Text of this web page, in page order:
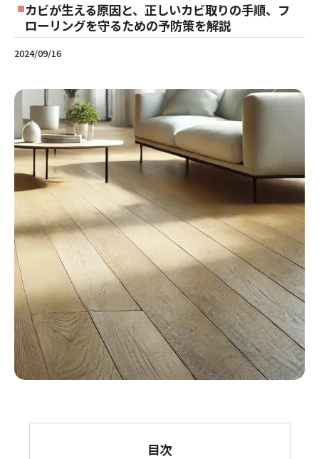
カビが生える原因と、正しいカビ取りの手順、フ
ローリングを守るための予防策を解説
2024/09/16
目次